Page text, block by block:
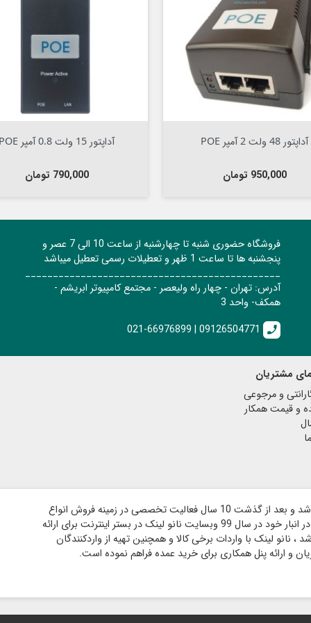
فروشگاه حضوری شنبه تا چهارشنبه از ساعت 10 الی 7 عصر و
پنجشنبه ها تا ساعت 1 ظهر و تعطیلات رسمی تعطیل میباشد
______________________________________________
آدرس: تهران - چهار راه ولیعصر - مجتمع کامپیوتر ابریشم -
همکف- واحد 3
call
021-66976899 | 09126504771
مشتریان
و مرجوعی
و قیمت همکار
فروشگاه نانو لینک در سال 89 در مکان فیزیکی تاسیس شد و بعد از گذشت 10 سال فعالیت تخصصی در زمینه فروش انواع
کابل ، مبدل ، فن و آداپتور و دارای هزار قلم کالای موجود در انبار خود در سال 99 وبسایت نانو لینک در بستر اینترنت برای ارائه
نانو لینک با واردات برخی کالا و همچنین تهیه از واردکنندگان
و ارائه پنل همکاری برای خرید عمده فراهم نموده است.